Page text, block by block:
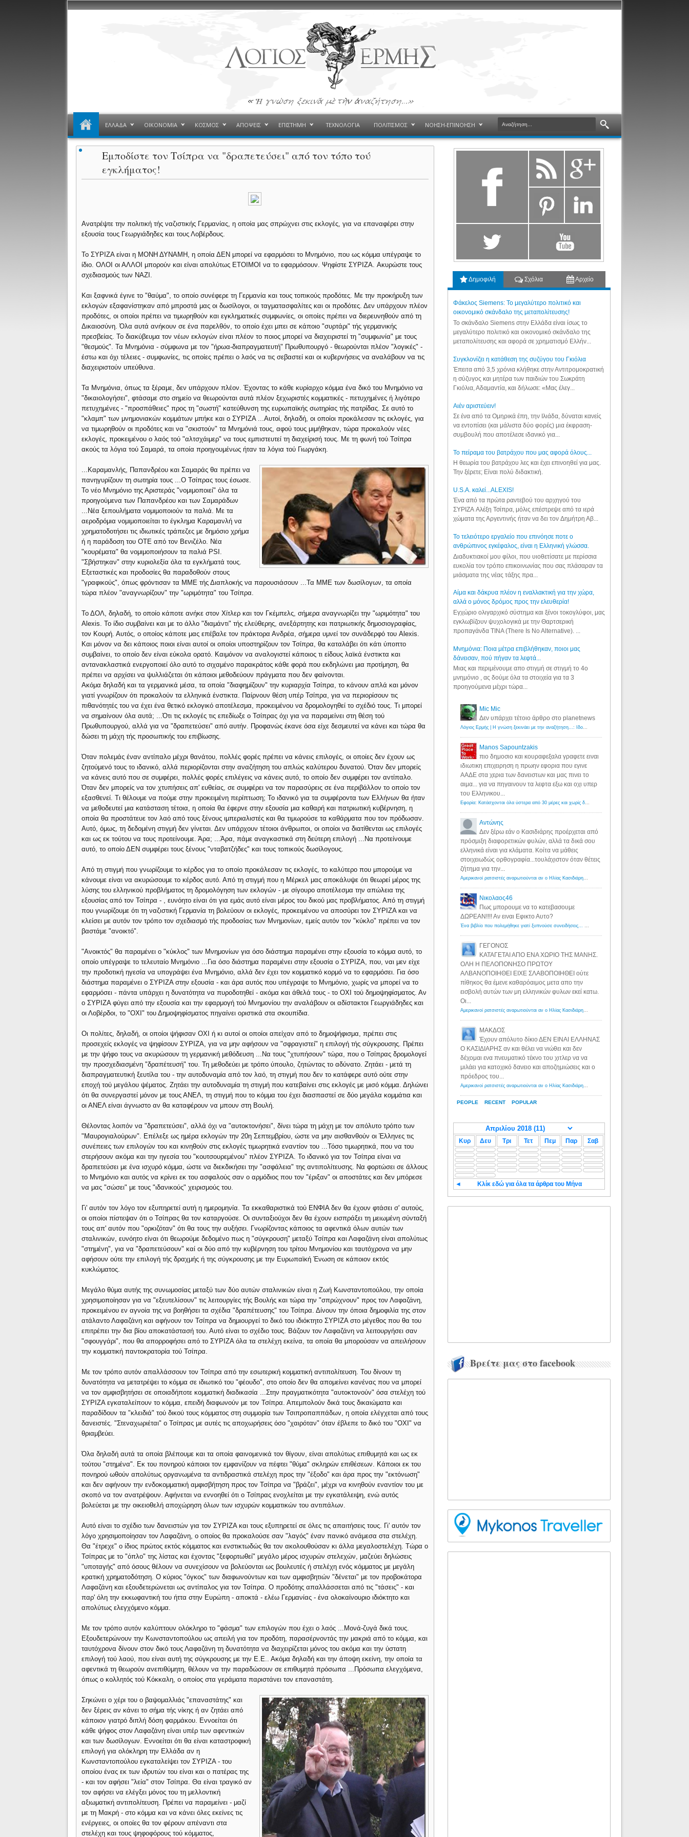
ΕΛΛΑΔΑ ΟΙΚΟΝΟΜΙΑ ΚΟΣΜΟΣ ΑΠΟΨΕΙΣ ΕΠΙΣΤΗΜΗ ΤΕΧΝΟΛΟΓΙΑ ΠΟΛΙΤΙΣΜΟΣ ΝΟΗΣΗ-ΕΠΙΝΟΗΣΗ
Εμποδίστε τον Τσίπρα να "δραπετεύσει" από τον τόπο τού
εγκλήματος!
Ανατρέψτε την πολιτική τής ναζιστικής Γερμανίας, η οποία μας σπρώχνει στις εκλογές, για να επαναφέρει στην
εξουσία τους Γεωργιάδηδες και τους Λοβέρδους.
Το ΣΥΡΙΖΑ είναι η ΜΟΝΗ ΔΥΝΑΜΗ, η οποία ΔΕΝ μπορεί να εφαρμόσει το Μνημόνιο, που ως κόμμα υπέγραψε το
ίδιο. ΟΛΟΙ οι ΑΛΛΟΙ μπορούν και είναι απολύτως ΕΤΟΙΜΟΙ να το εφαρμόσουν. Ψηφίστε ΣΥΡΙΖΑ. Ακυρώστε τους
σχεδιασμούς των ΝΑΖΙ.
Και ξαφνικά έγινε το "θαύμα", το οποίο συνέφερε τη Γερμανία και τους τοπικούς προδότες. Με την προκήρυξη των
εκλογών εξαφανίστηκαν από μπροστά μας οι δωσίλογοι, οι ταγματασφαλίτες και οι προδότες. Δεν υπάρχουν πλέον
προδότες, οι οποίοι πρέπει να τιμωρηθούν και εγκληματικές συμφωνίες, οι οποίες πρέπει να διερευνηθούν από τη
Δικαιοσύνη. Όλα αυτά ανήκουν σε ένα παρελθόν, το οποίο έχει μπει σε κάποιο "συρτάρι" τής γερμανικής
πρεσβείας. Το διακύβευμα τον νέων εκλογών είναι πλέον το ποιος μπορεί να διαχειριστεί τη "συμφωνία" με τους
"θεσμούς". Τα Μνημόνια - σύμφωνα με τον "ήρωα-διαπραγματευτή" Πρωθυπουργό - θεωρούνται πλέον "λογικές" -
έστω και όχι τέλειες - συμφωνίες, τις οποίες πρέπει ο λαός να τις σεβαστεί και οι κυβερνήσεις να αναλάβουν να τις
διαχειριστούν υπεύθυνα.
Τα Μνημόνια, όπως τα ξέραμε, δεν υπάρχουν πλέον. Έχοντας το κάθε κυρίαρχο κόμμα ένα δικό του Μνημόνιο να
"δικαιολογήσει", φτάσαμε στο σημείο να θεωρούνται αυτά πλέον ξεχωριστές κομματικές - πετυχημένες ή λιγότερο
πετυχημένες - "προσπάθειες" προς τη "σωστή" κατεύθυνση της ευρωπαϊκής σωτηρίας τής πατρίδας. Σε αυτό το
"κλαμπ" των μνημονιακών κομμάτων μπήκε και ο ΣΥΡΙΖΑ ...Αυτοί, δηλαδή, οι οποίοι προκάλεσαν τις εκλογές, για
να τιμωρηθούν οι προδότες και να "σκιστούν" τα Μνημόνιά τους, αφού τους μιμήθηκαν, τώρα προκαλούν νέες
εκλογές, προκειμένου ο λαός τού "αλτσχάιμερ" να τους εμπιστευτεί τη διαχείρισή τους. Με τη φωνή τού Τσίπρα
ακούς τα λόγια τού Σαμαρά, τα οποία προηγουμένως ήταν τα λόγια τού Γιωργάκη.
...Καραμανλής, Παπανδρέου και Σαμαράς θα πρέπει να
πανηγυρίζουν τη σωτηρία τους ...Ο Τσίπρας τους έσωσε.
Το νέο Μνημόνιο της Αριστεράς "νομιμοποιεί" όλα τα
προηγούμενα των Παπανδρέου και των Σαμαράδων
...Νέα ξεπουλήματα νομιμοποιούν τα παλιά. Με τα
αεροδρόμια νομιμοποιείται το έγκλημα Καραμανλή να
χρηματοδοτήσει τις ιδιωτικές τράπεζες με δημόσιο χρήμα
ή η παράδοση του ΟΤΕ από τον Βενιζέλο. Νέα
"κουρέματα" θα νομιμοποιήσουν τα παλιά PSI.
"Σβήστηκαν" στην κυριολεξία όλα τα εγκλήματά τους.
Εξεταστικές και προδοσίες θα παραδοθούν στους
"γραφικούς", όπως φρόντισαν τα ΜΜΕ τής Διαπλοκής να παρουσιάσουν ...Τα ΜΜΕ των δωσίλογων, τα οποία
τώρα πλέον "αναγνωρίζουν" την "ωριμότητα" του Τσίπρα.
Το ΔΟΛ, δηλαδή, το οποίο κάποτε ανήκε στον Χίτλερ και τον Γκέμπελς, σήμερα αναγνωρίζει την "ωριμότητα" του
Alexis. Το ίδιο συμβαίνει και με το άλλο "διαμάντι" τής ελεύθερης, ανεξάρτητης και πατριωτικής δημοσιογραφίας,
τον Κουρή. Αυτός, ο οποίος κάποτε μας επέβαλε τον πράκτορα Ανδρέα, σήμερα υμνεί τον συνάδερφό του Alexis.
Και μόνον να δει κάποιος ποιοι είναι αυτοί οι οποίοι υποστηρίζουν τον Τσίπρα, θα καταλάβει ότι κάτι ύποπτο
συμβαίνει, το οποίο δεν είναι εύκολα ορατό. Καιμόνον να αναλογιστεί κάποιος τι είδους λαϊκά ένστικτα και
αντανακλαστικά ενεργοποιεί όλο αυτό το σιχαμένο παρακράτος κάθε φορά που εκδηλώνει μια προτίμηση, θα
πρέπει να αρχίσει να ψυλλιάζεται ότι κάποιοι μεθοδεύουν πράγματα που δεν φαίνονται.
Ακόμα δηλαδή και τα γερμανικά μέσα, τα οποία "διαφημίζουν" την κυριαρχία Τσίπρα, το κάνουν απλά και μόνον
γιατί γνωρίζουν ότι προκαλούν τα ελληνικά ένστικτα. Παίρνουν θέση υπέρ Τσίπρα, για να περιορίσουν τις
πιθανότητές του να έχει ένα θετικό εκλογικό αποτέλεσμα, προκειμένου να δρομολογηθεί το σχέδιό τους. Τι μπορεί
να σημαίνουν όλα αυτά; ...Ότι τις εκλογές τις επεδίωξε ο Τσίπρας όχι για να παραμείνει στη θέση τού
Πρωθυπουργού, αλλά για να "δραπετεύσει" από αυτήν. Προφανώς έκανε όσα είχε δεσμευτεί να κάνει και τώρα θα
δώσει τη μάχη τής προσωπικής του επιβίωσης.
Όταν πολεμάς έναν αντίπαλο μέχρι θανάτου, πολλές φορές πρέπει να κάνεις επιλογές, οι οποίες δεν έχουν ως
ζητούμενό τους το ιδανικό, αλλά περιορίζονται στην αναζήτηση του απλώς καλύτερου δυνατού. Όταν δεν μπορείς
να κάνεις αυτό που σε συμφέρει, πολλές φορές επιλέγεις να κάνεις αυτό, το οποίο δεν συμφέρει τον αντίπαλο.
Όταν δεν μπορείς να τον χτυπήσεις απ' ευθείας, σε συμφέρει να τον παρασύρεις σε ένα περιβάλλον το οποίο τον
εξασθενεί. Τι θέλουμε να πούμε στην προκειμένη περίπτωση; Το ιδανικό για τα συμφέροντα των Ελλήνων θα ήταν
να μεθοδευτεί μια κατάσταση τέτοια, η οποία θα έφερνε στην εξουσία μια καθαρή και πατριωτική κυβέρνηση, η
οποία θα προστάτευε τον λαό από τους ξένους ιμπεριαλιστές και θα τιμωρούσε τα καθάρματα που τον πρόδωσαν.
Αυτό, όμως, τη δεδομένη στιγμή δεν γίνεται. Δεν υπάρχουν τέτοιοι άνθρωποι, οι οποίοι να διατίθενται ως επιλογές
και ως εκ τούτου να τους προτείνουμε. Άρα; ...Άρα, πάμε αναγκαστικά στη δεύτερη επιλογή ...Να προτείνουμε
αυτό, το οποίο ΔΕΝ συμφέρει τους ξένους "νταβατζήδες" και τους τοπικούς δωσίλογους.
Από τη στιγμή που γνωρίζουμε το κέρδος για το οποίο προκάλεσαν τις εκλογές, το καλύτερο που μπορούμε να
κάνουμε είναι να ακυρώσουμε το κέρδος αυτό. Από τη στιγμή που η Μέρκελ μας αποκάλυψε ότι θεωρεί μέρος της
λύσης του ελληνικού προβλήματος τη δρομολόγηση των εκλογών - με σίγουρο αποτέλεσμα την απώλεια της
εξουσίας από τον Τσίπρα - , ευνόητο είναι ότι για εμάς αυτό είναι μέρος του δικού μας προβλήματος. Από τη στιγμή
που γνωρίζουμε ότι τη ναζιστική Γερμανία τη βολεύουν οι εκλογές, προκειμένου να αποσύρει τον ΣΥΡΙΖΑ και να
κλείσει με αυτόν τον τρόπο τον σχεδιασμό τής προδοσίας των Μνημονίων, εμείς αυτόν τον "κύκλο" πρέπει να τον
βαστάμε "ανοικτό".
"Ανοικτός" θα παραμένει ο "κύκλος" των Μνημονίων για όσο διάστημα παραμένει στην εξουσία το κόμμα αυτό, το
οποίο υπέγραψε το τελευταίο Μνημόνιο ...Για όσο διάστημα παραμένει στην εξουσία ο ΣΥΡΙΖΑ, που, ναι μεν είχε
την προδοτική ηγεσία να υπογράψει ένα Μνημόνιο, αλλά δεν έχει τον κομματικό κορμό να το εφαρμόσει. Για όσο
διάστημα παραμένει ο ΣΥΡΙΖΑ στην εξουσία - και άρα αυτός που υπέγραψε το Μνημόνιο, χωρίς να μπορεί να το
εφαρμόσει - πάντα υπάρχει η δυνατότητα να πυροδοτηθεί - ακόμα και άθελά τους - το ΟΧΙ τού δημοψηφίσματος. Αν
ο ΣΥΡΙΖΑ φύγει από την εξουσία και την εφαρμογή τού Μνημονίου την αναλάβουν οι αδίστακτοι Γεωργιάδηδες και
οι Λοβέρδοι, το "ΟΧΙ" του Δημοψηφίσματος πηγαίνει οριστικά στα σκουπίδια.
Οι πολίτες, δηλαδή, οι οποίοι ψήφισαν ΟΧΙ ή κι αυτοί οι οποίοι απείχαν από το δημοψήφισμα, πρέπει στις
προσεχείς εκλογές να ψηφίσουν ΣΥΡΙΖΑ, για να μην αφήσουν να "σφραγιστεί" η επιλογή τής σύγκρουσης. Πρέπει
με την ψήφο τους να ακυρώσουν τη γερμανική μεθόδευση ...Να τους "χτυπήσουν" τώρα, που ο Τσίπρας δρομολογεί
την προσχεδιασμένη "δραπέτευσή" του. Τη μεθοδεύει με τρόπο ύπουλο, ζητώντας το αδύνατο. Ζητάει - μετά τη
διαπραγματευτική ξευτίλα του - την αυτοδυναμία από τον λαό, τη στιγμή που δεν το κατάφερε αυτό ούτε στην
εποχή τού μεγάλου ψέματος. Ζητάει την αυτοδυναμία τη στιγμή που κατεβαίνει στις εκλογές με μισό κόμμα. Δηλώνει
ότι θα συνεργαστεί μόνον με τους ΑΝΕΛ, τη στιγμή που το κόμμα του έχει διασπαστεί σε δύο μεγάλα κομμάτια και
οι ΑΝΕΛ είναι άγνωστο αν θα καταφέρουν να μπουν στη Βουλή.
Θέλοντας λοιπόν να "δραπετεύσει", αλλά όχι να "αυτοκτονήσει", δίνει τώρα τη μάχη με τον απόλυτο τρόπο των
"Μαυρογιαλούρων". Επέλεξε ως ημέρα εκλογών την 20η Σεπτεμβρίου, ώστε να μην αισθανθούν οι Έλληνες τις
συνέπειες των επιλογών του και κινηθούν στις εκλογές τιμωρητικά εναντίον του ...Τόσο τιμωρητικά, που να του
στερήσουν ακόμα και την ηγεσία του "κουτσουρεμένου" πλέον ΣΥΡΙΖΑ. Το ιδανικό για τον Τσίπρα είναι να
δραπετεύσει με ένα ισχυρό κόμμα, ώστε να διεκδικήσει την "ασφάλεια" της αντιπολίτευσης. Να φορτώσει σε άλλους
το Μνημόνιο και αυτός να κρίνει εκ του ασφαλούς σαν ο αρμόδιος που τον "έριξαν" οι αποστάτες και δεν μπόρεσε
να μας "σώσει" με τους "ιδανικούς" χειρισμούς του.
Γι' αυτόν τον λόγο τον εξυπηρετεί αυτή η ημερομηνία. Τα εκκαθαριστικά τού ΕΝΦΙΑ δεν θα έχουν φτάσει σ' αυτούς,
οι οποίοι πίστεψαν ότι ο Τσίπρας θα τον καταργούσε. Οι συνταξιούχοι δεν θα έχουν εισπράξει τη μειωμένη σύνταξή
τους απ' αυτόν που "ορκιζόταν" ότι θα τους την αυξήσει. Γνωρίζοντας κάποιος τα αφεντικά όλων αυτών των
σταλινικών, ευνόητο είναι ότι θεωρούμε δεδομένο πως η "σύγκρουση" μεταξύ Τσίπρα και Λαφαζάνη είναι απολύτως
"στημένη", για να "δραπετεύσουν" καί οι δύο από την κυβέρνηση του τρίτου Μνημονίου και ταυτόχρονα να μην
αφήσουν ούτε την επιλογή τής δραχμής ή της σύγκρουσης με την Ευρωπαϊκή Ένωση σε κάποιον εκτός
κυκλώματος.
Μεγάλο θύμα αυτής της συνωμοσίας μεταξύ των δύο αυτών σταλινικών είναι η Ζωή Κωνσταντοπούλου, την οποία
χρησιμοποίησαν για να "εξευτελίσουν" τις λειτουργίες τής Βουλής και τώρα την "σπρώχνουν" προς τον Λαφαζάνη,
προκειμένου εν αγνοία της να βοηθήσει τα σχέδια "δραπέτευσης" του Τσίπρα. Δίνουν την όποια δημοφιλία της στον
ατάλαντο Λαφαζάνη και αφήνουν τον Τσίπρα να δημιουργεί το δικό του ιδιόκτητο ΣΥΡΙΖΑ στο μέγεθος που θα του
επιτρέπει την δια βίου αποκατάστασή του. Αυτό είναι το σχέδιο τους. Βάζουν τον Λαφαζάνη να λειτουργήσει σαν
"σφουγγάρι", που θα απορροφήσει από το ΣΥΡΙΖΑ όλα τα στελέχη εκείνα, τα οποία θα μπορούσαν να απειλήσουν
την κομματική παντοκρατορία τού Τσίπρα.
Με τον τρόπο αυτόν απαλλάσσουν τον Τσίπρα από την εσωτερική κομματική αντιπολίτευση. Του δίνουν τη
δυνατότητα να μετατρέψει το κόμμα σε ιδιωτικό του "φέουδο", στο οποίο δεν θα απομείνει κανένας που να μπορεί
να τον αμφισβητήσει σε οποιαδήποτε κομματική διαδικασία ...Στην πραγματικότητα "αυτοκτονούν" όσα στελέχη τού
ΣΥΡΙΖΑ εγκαταλείπουν το κόμμα, επειδή διαφωνούν με τον Τσίπρα. Απεμπολούν δικά τους δικαιώματα και
παραδίδουν τα "κλειδιά" τού δικού τους κόμματος στη συμμορία των Τσιπροπαππάδων, η οποία ελέγχεται από τους
δανειστές. "Στεναχωριέται" ο Τσίπρας με αυτές τις αποχωρήσεις όσο "χαιρόταν" όταν έβλεπε το δικό του "ΟΧΙ" να
θριαμβεύει.
Όλα δηλαδή αυτά τα οποία βλέπουμε και τα οποία φαινομενικά τον θίγουν, είναι απολύτως επιθυμητά και ως εκ
τούτου "στημένα". Εκ του πονηρού κάποιοι τον εμφανίζουν να πέφτει "θύμα" σκληρών επιθέσεων. Κάποιοι εκ του
πονηρού ωθούν απολύτως οργανωμένα τα αντιδραστικά στελέχη προς την "έξοδο" και άρα προς την "εκτόνωση"
και δεν αφήνουν την ενδοκομματική αμφισβήτηση προς τον Τσίπρα να "βράζει", μέχρι να κινηθούν εναντίον του με
σκοπό να τον ανατρέψουν. Αφήνεται να εννοηθεί ότι ο Τσίπρας ενοχλείται με την εγκατάλειψη, ενώ αυτός
βολεύεται με την οικειοθελή αποχώρηση όλων των ισχυρών κομματικών του αντιπάλων.
Αυτό είναι το σχέδιο των δανειστών για τον ΣΥΡΙΖΑ και τους εξυπηρετεί σε όλες τις απαιτήσεις τους. Γι' αυτόν τον
λόγο χρησιμοποίησαν τον Λαφαζάνη, ο οποίος θα προκαλούσε σαν "λαγός" έναν πανικό ανάμεσα στα στελέχη.
Θα "έτρεχε" ο ίδιος πρώτος εκτός κόμματος και ενστικτωδώς θα τον ακολουθούσαν κι άλλα μεγαλοστελέχη. Τώρα ο
Τσίπρας με το "όπλο" της λίστας και έχοντας "ξεφορτωθεί" μεγάλο μέρος ισχυρών στελεχών, μαζεύει δηλώσεις
"υποταγής" από όσους θέλουν να συνεχίσουν να βολεύονται ως βουλευτές ή στελέχη ενός κόμματος με μεγάλη
κρατική χρηματοδότηση. Ο κύριος "όγκος" των διαφωνούντων και των αμφισβητιών "δένεται" με τον προβοκάτορα
Λαφαζάνη και εξουδετερώνεται ως αντίπαλος για τον Τσίπρα. Ο προδότης απαλλάσσεται από τις "τάσεις" - και
παρ' όλη την εκκωφαντική του ήττα στην Ευρώπη - αποκτά - ελέω Γερμανίας - ένα ολοκαίνουριο ιδιόκτητο και
απολύτως ελεγχόμενο κόμμα.
Με τον τρόπο αυτόν καλύπτουν ολόκληρο το "φάσμα" των επιλογών που έχει ο λαός ...Μονά-ζυγά δικά τους.
Εξουδετερώνουν την Κωνσταντοπούλου ως απειλή για τον προδότη, παρασέρνοντάς την μακριά από το κόμμα, και
ταυτόχρονα δίνουν στον δικό τους Λαφαζάνη τη δυνατότητα να διαχειρίζεται μόνος του ακόμα και την ύστατη
επιλογή τού λαού, που είναι αυτή της σύγκρουσης με την Ε.Ε.. Ακόμα δηλαδή και την άποψη εκείνη, την οποία τα
αφεντικά τη θεωρούν ανεπιθύμητη, θέλουν να την παραδώσουν σε επιθυμητά πρόσωπα ...Πρόσωπα ελεγχόμενα,
όπως ο κολλητός τού Κόκκαλη, ο οποίος στα γεράματα παριστάνει τον επαναστάτη.
Σηκώνει ο χέρι του ο βαψομαλλιάς "επαναστάτης" και
δεν ξέρεις αν κάνει το σήμα τής νίκης ή αν ζητάει από
κάποιον γιατρό διπλή δόση φαρμάκου. Εννοείται ότι
κάθε ψήφος στον Λαφαζάνη είναι υπέρ των αφεντικών
και των δωσίλογων. Εννοείται ότι θα είναι καταστροφική
επιλογή για ολόκληρη την Ελλάδα αν η
Κωνσταντοπούλου εγκαταλείψει τον ΣΥΡΙΖΑ - του
οποίου ένας εκ των ιδρυτών του είναι και ο πατέρας της
- και τον αφήσει "λεία" στον Τσίπρα. Θα είναι τραγικό αν
τον αφήσει να ελέγξει μόνος του τη μελλοντική
αξιωματική αντιπολίτευση. Πρέπει να παραμείνει - μαζί
με τη Μακρή - στο κόμμα και να κάνει όλες εκείνες τις
ενέργειες, οι οποίες θα τον φέρουν απέναντι στα
στελέχη και τους ψηφοφόρους τού κόμματος,
Δημοφιλή Σχόλια Αρχείο
Φάκελος Siemens: Το μεγαλύτερο πολιτικό και
οικονομικό σκάνδαλο της μεταπολίτευσης!
Το σκάνδαλο Siemens στην Ελλάδα είναι ίσως το
μεγαλύτερο πολιτικό και οικονομικό σκάνδαλο της
μεταπολίτευσης και αφορά σε χρηματισμό Ελλήν...
Συγκλονίζει η κατάθεση της συζύγου του Γκιόλια
Έπειτα από 3,5 χρόνια κλήθηκε στην Αντιτρομοκρατική
η σύζυγος και μητέρα των παιδιών του Σωκράτη
Γκιόλια, Αδαμαντία, και δήλωσε: «Μας έλεγ...
Aιέν αριστεύειν!
Σε ένα από τα Ομηρικά έπη, την Ιλιάδα, δύναται κανείς
να εντοπίσει (και μάλιστα δύο φορές) μια έκφραση-
συμβουλή που αποτέλεσε ιδανικό για...
Το πείραμα του βατράχου που μας αφορά όλους...
Η θεωρία του βατράχου λες και έχει επινοηθεί για μας.
Την ξέρετε; Είναι πολύ διδακτική.
U.S.A. καλεί...ALEXIS!
Ένα από τα πρώτα ραντεβού του αρχηγού του
ΣΥΡΙΖΑ Αλέξη Τσίπρα, μόλις επέστρεψε από τα ιερά
χώματα της Αργεντινής ήταν να δει τον Δημήτρη Αβ...
Το τελειότερο εργαλείο που επινόησε ποτε ο
ανθρώπινος εγκέφαλος, είναι η Ελληνική γλώσσα.
Διαδυκτιακοί μου φίλοι, που υιοθετίσατε με περίσσια
ευκολία τον τρόπο επικοινωνίας που σας πλάσαραν τα
μιάσματα της νέας τάξης πρα...
Αίμα και δάκρυα πλέον η εναλλακτική για την χώρα,
αλλά ο μόνος δρόμος προς την ελευθερία!
Εγχώριο ολιγαρχικό σύστημα και ξένοι τοκογλύφοι, μας
εγκλωβίζουν ψυχολογικά με την Θαρτσερική
προπαγάνδα TINA (There Is No Alternative). ...
Μνημόνια: Ποια μέτρα επιβλήθηκαν, ποιοι μας
δάνεισαν, πού πήγαν τα λεφτά...
Μιας και περιμένουμε απο στιγμή σε στιγμή το 4ο
μνημόνιο , ας δούμε όλα τα στοιχεία για τα 3
προηγούμενα μέχρι τώρα...
PEOPLE RECENT POPULAR
Mic Mic
Δεν υπάρχει τέτοιο άρθρο στο planetnews
Λόγιος Ερμής | Η γνώση ξεκινάει με την αναζήτηση...: Ιδού οι 18 που χρωστούν 11 δις ευρώ!
Manos Sapountzakis
πιο δημοσιο και κουραφεξαλα γραφετε ειναι
ιδιωτικη επιχειρηση η πρωην εφορια που εγινε
ΑΑΔΕ στα χερια των δανειστων και μας πινει το
αιμα... για να πηγαινουν τα λεφτα εξω και οχι υπερ
του Ελληνικου...
Εφορία: Κατάσχονται όλα ύστερα από 30 μέρες και χωρίς δικαστικές αποφάσεις - Λόγιος Ερμής
Αντώνης
Δεν ξέρω εάν ο Κασιδιάρης προέρχεται από
πρόσμιξη διαφορετικών φυλών, αλλά τα δικά σου
ελληνικά είναι για κλάματα. Κοίτα να μάθεις
στοιχειωδώς ορθογραφία...τουλάχιστον όταν θέτεις
ζήτημα για την...
Αμερικανοί ρατσιστές αναρωτιούνται αν ο Ηλίας Κασιδιάρης ανήκει στη λευκή φυλή... - Λόγιος Ερμής
Νικολαος46
Πως μπορουμε να το κατεβασουμε
ΔΩΡΕΑΝ!!!! Αν ειναι Εφικτο Αυτο?
Ένα βιβλίο που πολεμήθηκε γιατί ξυπνούσε συνειδήσεις... - Λόγιος Ερμής | Η γνώση ξεκινάει με την αναζήτηση...
ΓΕΓΟΝΟΣ
ΚΑΤΑΓΕΤΑΙ ΑΠΟ ΕΝΑ ΧΩΡΙΟ ΤΗΣ ΜΑΝΗΣ.
ΟΛΗ Η ΠΕΛΟΠΟΝΗΣΟ ΠΡΩΤΟΥ
ΑΛΒΑΝΟΠΟΙΗΘΕΙ ΕΙΧΕ ΣΛΑΒΟΠΟΙΗΘΕΙ ούτε
πίθηκος θα έμενε καθαρόαιμος μετα απο την
εισβολή αυτών των μη ελληνικών φυλων εκεί κατω.
Οι...
Αμερικανοί ρατσιστές αναρωτιούνται αν ο Ηλίας Κασιδιάρης ανήκει στη λευκή φυλή... - Λόγιος Ερμής
ΜΑΚΔΟΣ
Έχουν απόλυτο δίκιο ΔΕΝ ΕΙΝΑΙ ΕΛΛΗΝΑΣ
Ο ΚΑΣΙΔΙΑΡΗΣ αν και θέλει να νιώθει και δεν
δέχομαι ενα πνευματικό τέκνο του χιτλερ να να
μιλάει για κατοχικό δανειο και αποζημιώσεις και ο
πρόεδρος του...
Αμερικανοί ρατσιστές αναρωτιούνται αν ο Ηλίας Κασιδιάρης ανήκει στη λευκή φυλή... - Λόγιος Ερμής
Κυρ Δευ Τρι Τετ Πεμ Παρ Σαβ
◄ Κλίκ εδώ για όλα τα άρθρα του Μήνα
Βρείτε μας στο facebook